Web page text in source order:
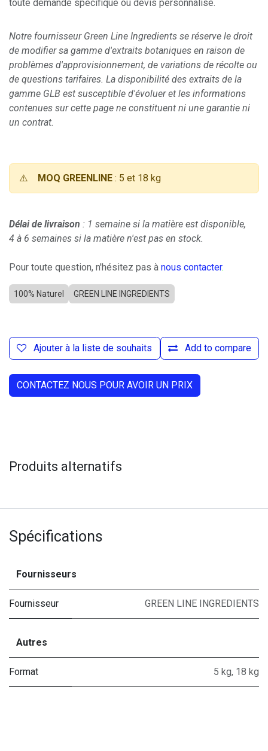
toute demande spécifique ou devis personnalisé.
Notre fournisseur Green Line Ingredients se réserve le droit
de modifier sa gamme d'extraits botaniques en raison de
problèmes d'approvisionnement, de variations de récolte ou
de questions tarifaires. La disponibilité des extraits de la
gamme GLB est susceptible d'évoluer et les informations
contenues sur cette page ne constituent ni une garantie ni
un contrat.
⚠️ MOQ GREENLINE : 5 et 18 kg
Délai de livraison : 1 semaine si la matière est disponible,
4 à 6 semaines si la matière n'est pas en stock.
Pour toute question, n'hésitez pas à nous contacter.
100% Naturel GREEN LINE INGREDIENTS
Add to compare
Ajouter à la liste de souhaits
CONTACTEZ NOUS POUR AVOIR UN PRIX
Produits alternatifs
Spécifications
Fournisseurs
Fournisseur GREEN LINE INGREDIENTS
Autres
Format 5 kg, 18 kg